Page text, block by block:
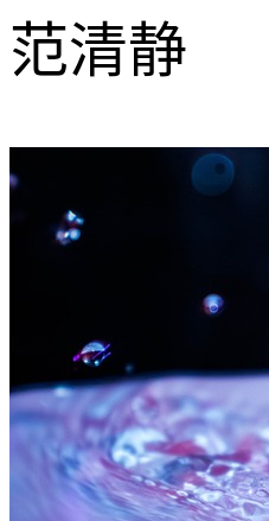
范清静